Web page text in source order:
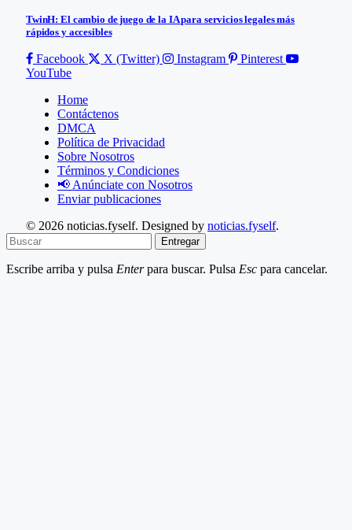
TwinH: El cambio de juego de la IA para servicios legales más
rápidos y accesibles
Facebook X (Twitter) Instagram
Pinterest
YouTube
Home
Contáctenos
DMCA
Política de Privacidad
Sobre Nosotros
Términos y Condiciones
📢 Anúnciate con Nosotros
Enviar publicaciones
© 2026 noticias.fyself. Designed by noticias.fyself.
Entregar
Escribe arriba y pulsa Enterpara buscar. Pulsa Esc para cancelar.